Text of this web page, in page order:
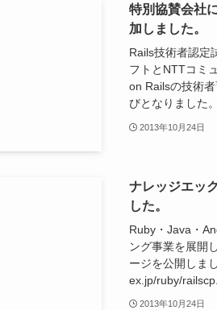
特別協賛会社
加しました。
Rails技術者認定
フトとNTTコミ
on Railsの技術
びとなりました
2013年10月24日
ナレッジエッ
した。
Ruby・Java・
ング事業を展開
ージを公開しま
ex.jp/ruby/
2013年10月24日